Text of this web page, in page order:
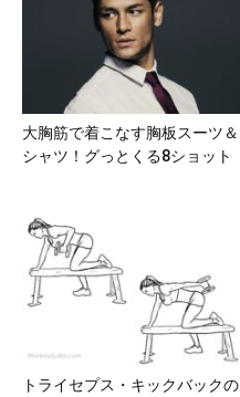
大胸筋で着こなす胸板スーツ＆
シャツ！グっとくる8ショット
トライセプス・キックバックの